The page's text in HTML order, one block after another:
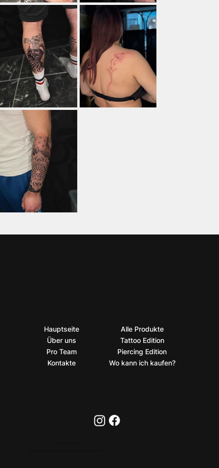
Hauptseite
Über uns
Pro Team
Kontakte
Alle Produkte
Tattoo Edition
Piercing Edition
Wo kann ich kaufen?